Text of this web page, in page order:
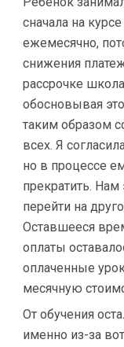
сначала на
ежемесячно,
снижения
рассрочке
обосновывая
таким образом
всех. Я
но в процессе
прекратить.
перейти на
Оставшееся
оплаты
оплаченные
месячную
От обучения
именно из-за